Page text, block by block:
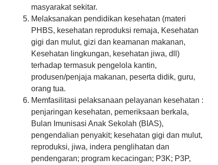
masyarakat sekitar.
Melaksanakan pendidikan kesehatan (materi
PHBS, kesehatan reproduksi remaja, Kesehatan
gigi dan mulut, gizi dan keamanan makanan,
Kesehatan lingkungan, kesehatan jiwa, dll)
terhadap termasuk pengelola kantin,
produsen/penjaja makanan, peserta didik, guru,
orang tua.
Memfasilitasi pelaksanaan pelayanan kesehatan :
penjaringan kesehatan, pemeriksaan berkala,
Bulan Imunisasi Anak Sekolah (BIAS),
pengendalian penyakit; kesehatan gigi dan mulut,
reproduksi, jiwa, indera penglihatan dan
pendengaran; program kecacingan; P3K; P3P,